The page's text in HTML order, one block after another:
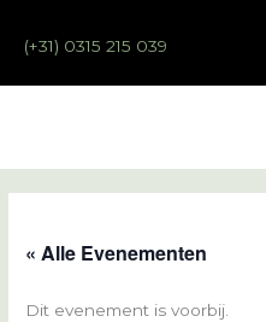
naar(+31) 0315 215 039
« Alle Evenementen
Dit evenement is voorbij.